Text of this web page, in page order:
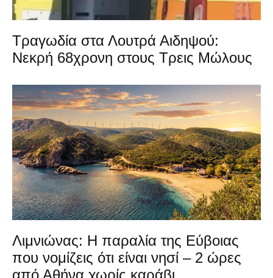
Τραγωδία στα Λουτρά Αιδηψού:
Νεκρή 68χρονη στους Τρεις Μώλους
Λιμνιώνας: Η παραλία της Εύβοιας
που νομίζεις ότι είναι νησί – 2 ώρες
από Αθήνα χωρίς καράβι